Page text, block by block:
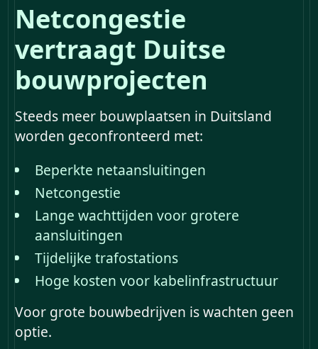
Netcongestie
vertraagt Duitse
bouwprojecten
Steeds meer bouwplaatsen in Duitsland
worden geconfronteerd met:
Beperkte netaansluitingen
Netcongestie
Lange wachttijden voor grotere
aansluitingen
Tijdelijke trafostations
Hoge kosten voor kabelinfrastructuur
Voor grote bouwbedrijven is wachten geen
optie.